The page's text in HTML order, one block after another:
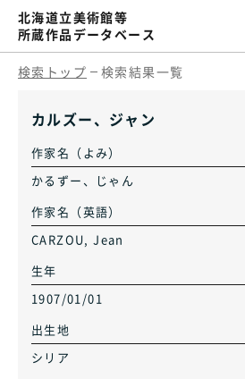
北海道立美術館等
所蔵作品データベース
検索トップ 検索結果一覧
カルズー、ジャン
作家名（よみ）
かるずー、じゃん
作家名（英語）
CARZOU, Jean
生年
1907/01/01
出生地
シリア